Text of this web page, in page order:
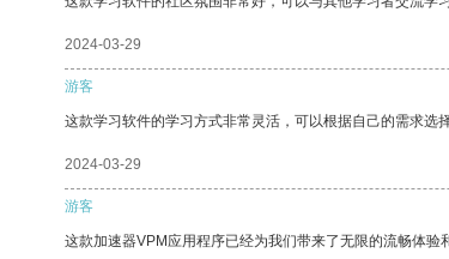
2024-03-29
游客
这款学习软件的学习方式非常灵活，可以根据自己的需求选
2024-03-29
游客
这款加速器VPM应用程序已经为我们带来了无限的流畅体验